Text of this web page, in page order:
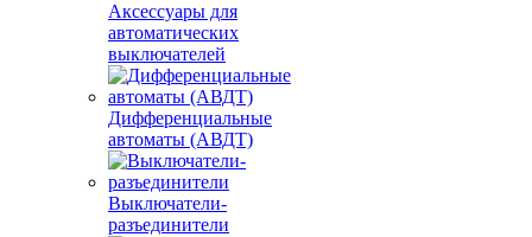
Аксессуары для
автоматических
выключателей
Дифференциальные
автоматы (АВДТ)
Выключатели-
разъединители